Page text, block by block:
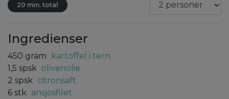
20 min. total
Ingredienser
450 gram
kartoffel i tern
1,5 spsk olivenolie
2 spsk citronsaft
6 stk ansjosfilet